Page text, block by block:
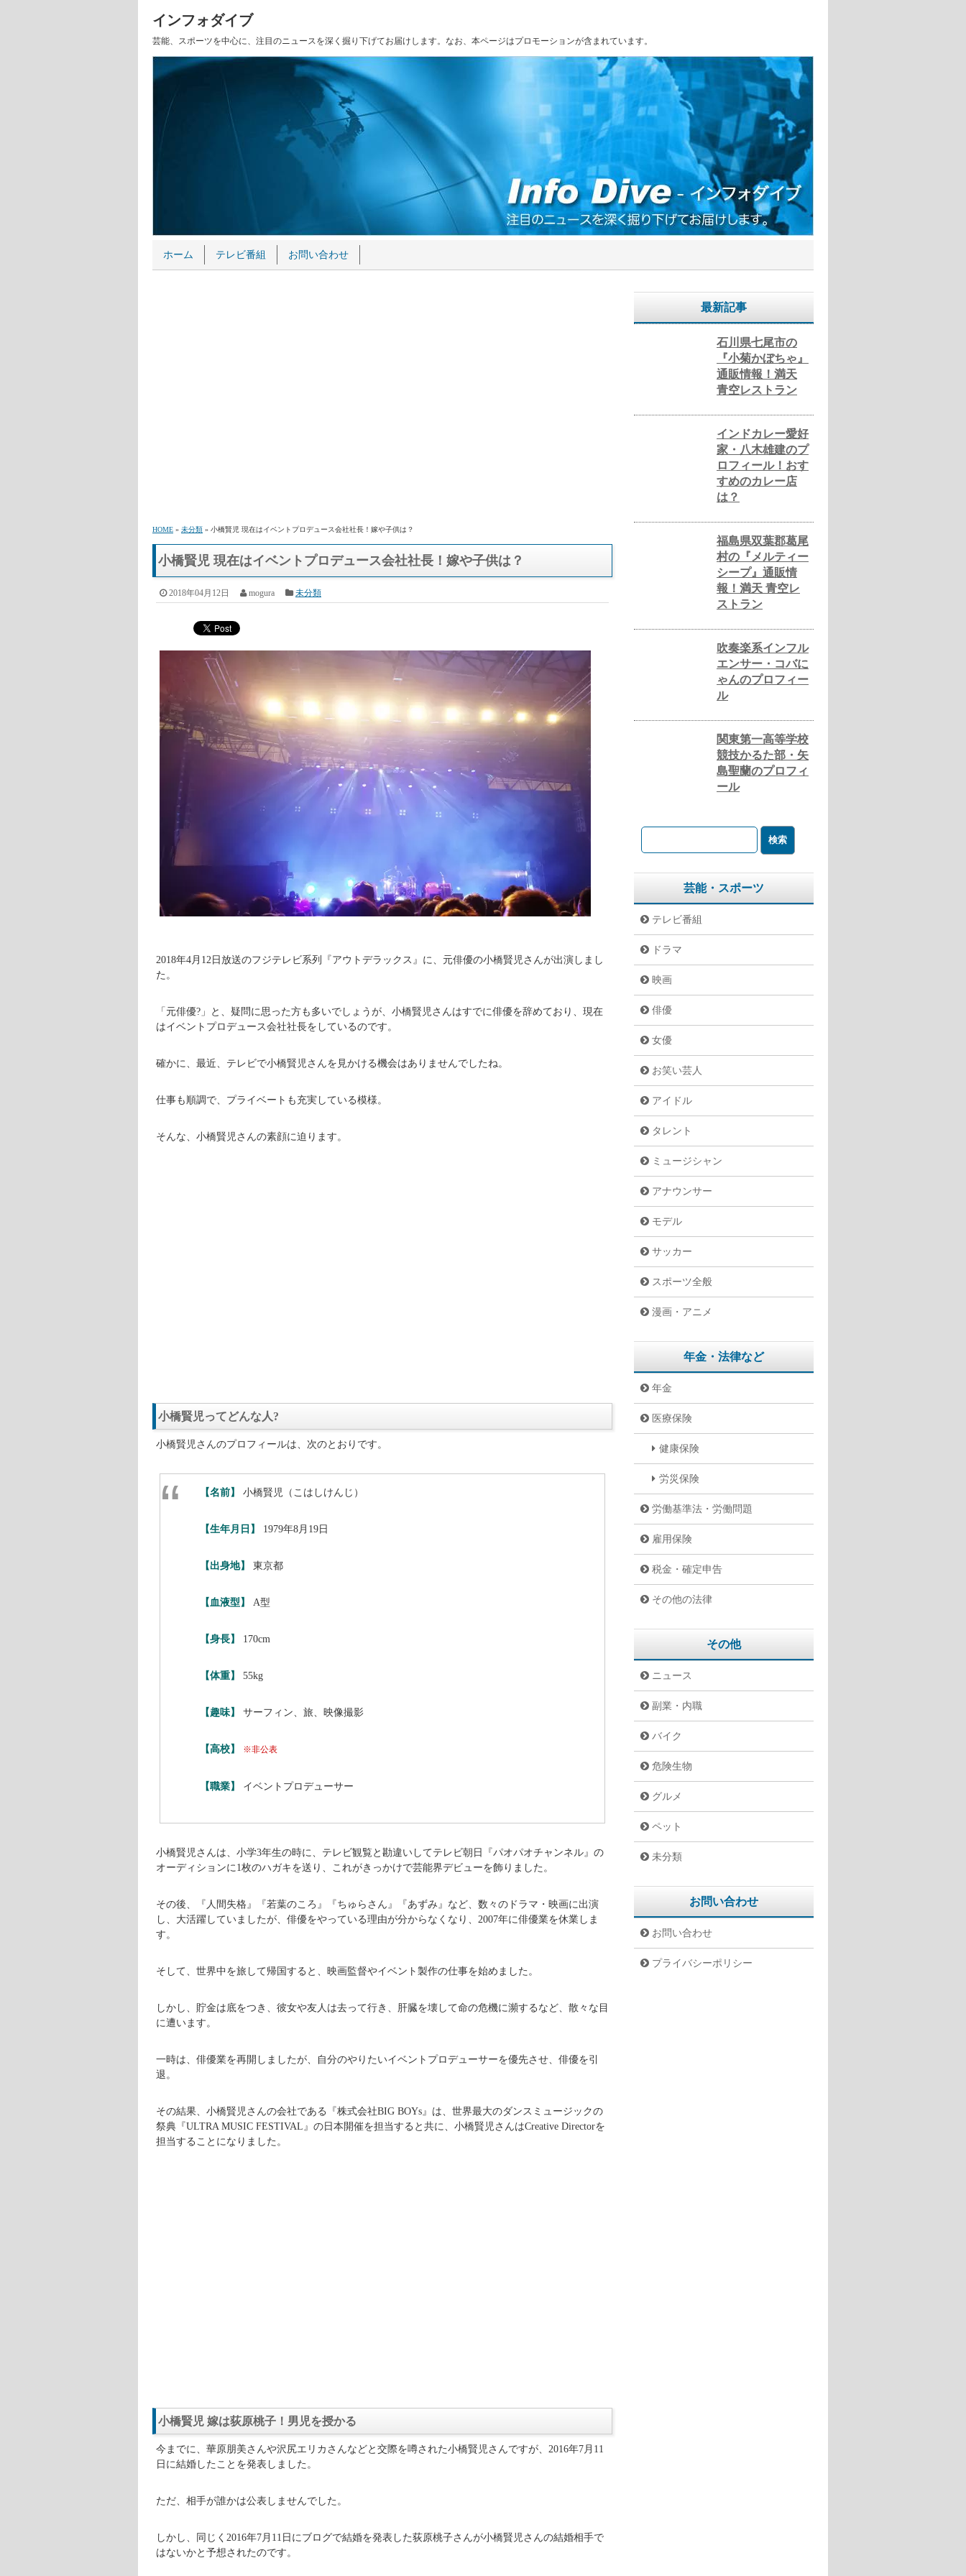
インフォダイブ
芸能、スポーツを中心に、注目のニュースを深く掘り下げてお届けします。なお、本ページはプロモーションが含まれています。
ホーム テレビ番組 お問い合わせ
HOME » 未分類 » 小橋賢児 現在はイベントプロデュース会社社長！嫁や子供は？
小橋賢児 現在はイベントプロデュース会社社長！嫁や子供は？
2018年04月12日 mogura 未分類
2018年4月12日放送のフジテレビ系列『アウトデラックス』に、元俳優の小橋賢児さんが出演しまし
た。
「元俳優?」と、疑問に思った方も多いでしょうが、小橋賢児さんはすでに俳優を辞めており、現在
はイベントプロデュース会社社長をしているのです。
確かに、最近、テレビで小橋賢児さんを見かける機会はありませんでしたね。
仕事も順調で、プライベートも充実している模様。
そんな、小橋賢児さんの素顔に迫ります。
小橋賢児ってどんな人?
小橋賢児さんのプロフィールは、次のとおりです。
【名前】 小橋賢児（こはしけんじ）
【生年月日】 1979年8月19日
【出身地】 東京都
【血液型】 A型
【身長】 170cm
【体重】 55kg
【趣味】 サーフィン、旅、映像撮影
【高校】 ※非公表
【職業】 イベントプロデューサー
小橋賢児さんは、小学3年生の時に、テレビ観覧と勘違いしてテレビ朝日『パオパオチャンネル』の
オーディションに1枚のハガキを送り、これがきっかけで芸能界デビューを飾りました。
その後、『人間失格』『若葉のころ』『ちゅらさん』『あずみ』など、数々のドラマ・映画に出演
し、大活躍していましたが、俳優をやっている理由が分からなくなり、2007年に俳優業を休業しま
す。
そして、世界中を旅して帰国すると、映画監督やイベント製作の仕事を始めました。
しかし、貯金は底をつき、彼女や友人は去って行き、肝臓を壊して命の危機に瀕するなど、散々な目
に遭います。
一時は、俳優業を再開しましたが、自分のやりたいイベントプロデューサーを優先させ、俳優を引
退。
その結果、小橋賢児さんの会社である『株式会社BIG BOYs』は、世界最大のダンスミュージックの
祭典『ULTRA MUSIC FESTIVAL』の日本開催を担当すると共に、小橋賢児さんはCreative Directorを
担当することになりました。
小橋賢児 嫁は荻原桃子！男児を授かる
今までに、華原朋美さんや沢尻エリカさんなどと交際を噂された小橋賢児さんですが、2016年7月11
日に結婚したことを発表しました。
ただ、相手が誰かは公表しませんでした。
しかし、同じく2016年7月11日にブログで結婚を発表した荻原桃子さんが小橋賢児さんの結婚相手で
はないかと予想されたのです。
最新記事
石川県七尾市の
『小菊かぼちゃ』
通販情報！満天
青空レストラン
インドカレー愛好
家・八木雄建のプ
ロフィール！おす
すめのカレー店
は？
福島県双葉郡葛尾
村の『メルティー
シープ』通販情
報！満天 青空レ
ストラン
吹奏楽系インフル
エンサー・コバに
ゃんのプロフィー
ル
関東第一高等学校
競技かるた部・矢
島聖蘭のプロフィ
ール
芸能・スポーツ
テレビ番組
ドラマ
映画
俳優
女優
お笑い芸人
アイドル
タレント
ミュージシャン
アナウンサー
モデル
サッカー
スポーツ全般
漫画・アニメ
年金・法律など
年金
医療保険
健康保険
労災保険
労働基準法・労働問題
雇用保険
税金・確定申告
その他の法律
その他
ニュース
副業・内職
バイク
危険生物
グルメ
ペット
未分類
お問い合わせ
お問い合わせ
プライバシーポリシー